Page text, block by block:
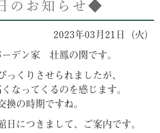
のお知らせ◆
2023年03月21日（火）
デン家 壮鳳の関です。
っくりさせられましたが、
なってくるのを感じます。
換の時期ですね。
につきまして、ご案内です。